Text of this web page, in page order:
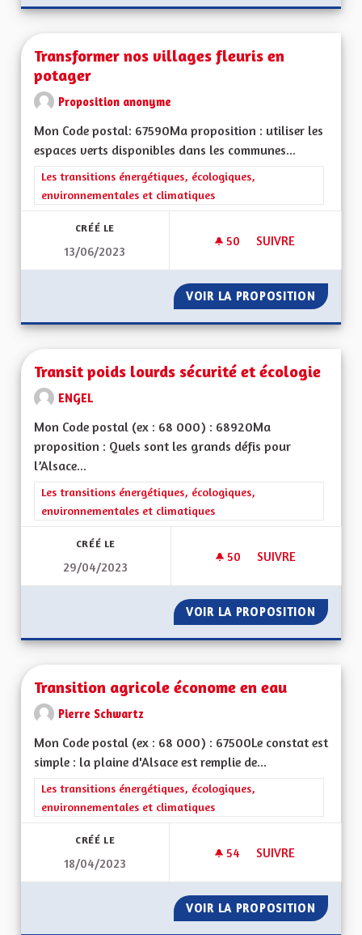
Transformer nos villages fleuris en
potager
Proposition anonyme
Mon Code postal: 67590Ma proposition : utiliser les
espaces verts disponibles dans les communes...
Filtrer les résultats de la catégorie : Les transitions
Les transitions énergétiques, écologiques,
environnementales et climatiques
CRÉÉ LE
13/06/2023
50 50 ABONNÉS
SUIVRE
VOIR LA PROPOSITION
Transit poids lourds sécurité et écologie
ENGEL
Mon Code postal (ex : 68 000) : 68920Ma
proposition : Quels sont les grands défis pour
l’Alsace...
Filtrer les résultats de la catégorie : Les transitions
Les transitions énergétiques, écologiques,
environnementales et climatiques
CRÉÉ LE
29/04/2023
50 50 ABONNÉS
SUIVRE
VOIR LA PROPOSITION
Transition agricole économe en eau
Pierre Schwartz
Mon Code postal (ex : 68 000) : 67500Le constat est
simple : la plaine d'Alsace est remplie de...
Filtrer les résultats de la catégorie : Les transitions
Les transitions énergétiques, écologiques,
environnementales et climatiques
CRÉÉ LE
18/04/2023
54 54 ABONNÉS
SUIVRE
VOIR LA PROPOSITION